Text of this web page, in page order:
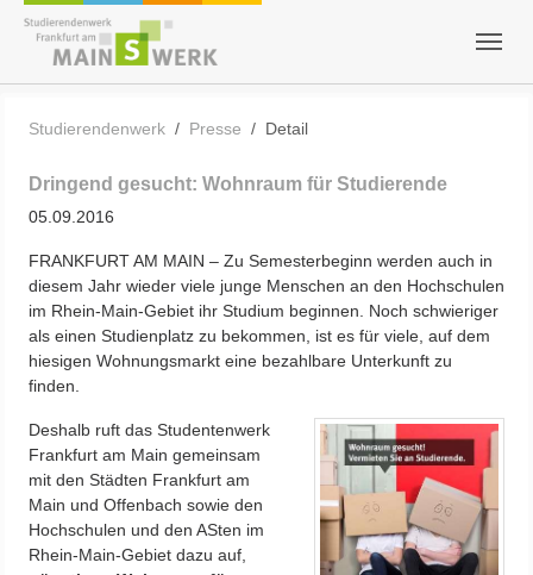
Zum Hauptinhalt springen
Skip to page footer
Studierendenwerk
Presse Detail
Dringend gesucht: Wohnraum für Studierende
05.09.2016
FRANKFURT AM MAIN – Zu Semesterbeginn werden auch in
diesem Jahr wieder viele junge Menschen an den Hochschulen
im Rhein-Main-Gebiet ihr Studium beginnen. Noch schwieriger
als einen Studienplatz zu bekommen, ist es für viele, auf dem
hiesigen Wohnungsmarkt eine bezahlbare Unterkunft zu
finden.
Deshalb ruft das Studentenwerk
Frankfurt am Main gemeinsam
mit den Städten Frankfurt am
Main und Offenbach sowie den
Hochschulen und den ASten im
Rhein-Main-Gebiet dazu auf,